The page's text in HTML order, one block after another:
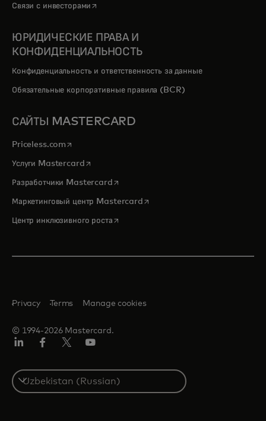
Связи с инвесторами opens in a new tab
ЮРИДИЧЕСКИЕ ПРАВА И
КОНФИДЕНЦИАЛЬНОСТЬ
Конфиденциальность и ответственность за данные
Обязательные корпоративные правила (BCR)
САЙТЫ MASTERCARD
Priceless.com opens in a new tab
Услуги Mastercardopens in a new tab
Разработчики Mastercardopens in a new tab
Маркетинговый центр Mastercardopens in a new tab
Центр инклюзивного ростаopens in a new tab
© 1994-2026 Mastercard.
Privacy Terms Manage cookies
Select
a
country